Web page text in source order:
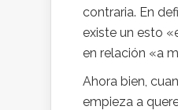
contraria. En
existe un esto
en relación «a
Ahora bien,
empieza a